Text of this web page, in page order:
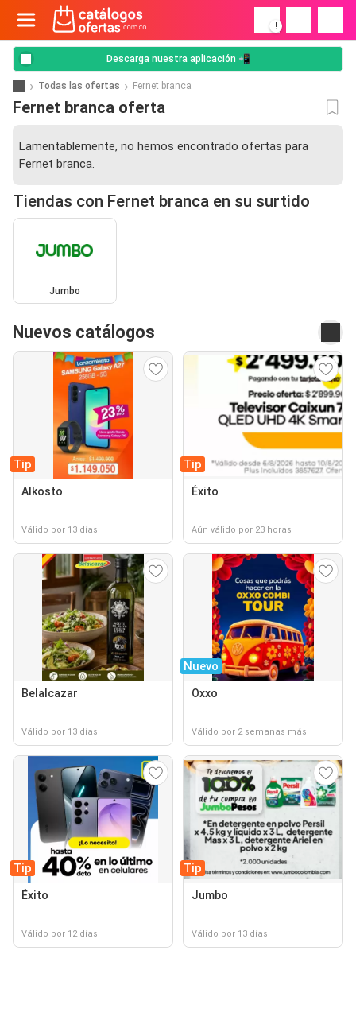
!
Descarga nuestra aplicación 📲
Todas las ofertas Fernet branca
Fernet branca oferta
Lamentablemente, no hemos encontrado ofertas para
Fernet branca.
Tiendas con Fernet branca en su surtido
Jumbo
Nuevos catálogos
Tip
Alkosto
Válido por 13 días
Tip
Éxito
Aún válido por 23 horas
Belalcazar
Válido por 13 días
Nuevo
Oxxo
Válido por 2 semanas más
Tip
Éxito
Válido por 12 días
Tip
Jumbo
Válido por 13 días